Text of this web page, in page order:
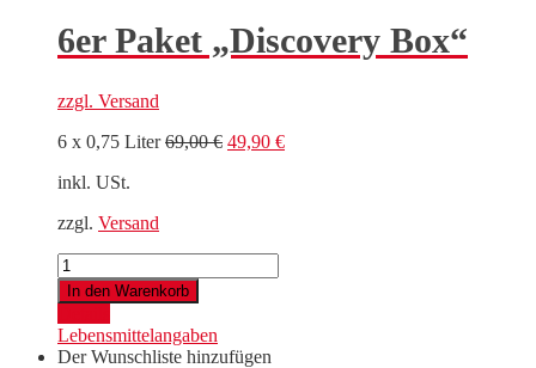
6er Paket „Discovery Box“
zzgl. Versand
6 x 0,75 Liter69,00€ Ursprünglicher
49,90 €Aktueller
inkl. USt.
zzgl. Versand
6er
Paket
"Discovery
Box"
Menge
In den Warenkorb
Lebensmittelangaben
Der Wunschliste hinzufügen